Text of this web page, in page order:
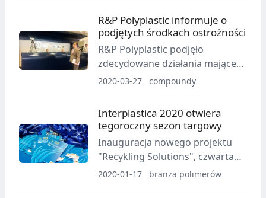
R&P Polyplastic informuje o
podjętych środkach ostrożności
R&P Polyplastic podjęło
zdecydowane działania mające
na celu zapobieganie
przestrzega wszystkich
wytycznych Światowej
Organizacji Zdrowia i właściwych
organów rządowych.
2020-03-27 compoundy
Interplastica 2020 otwiera
tegoroczny sezon targowy
Inauguracja nowego projektu
"Recykling Solutions", czwarta
edycja wystawy "3D fab + print",
2020-01-17 branża polimerów